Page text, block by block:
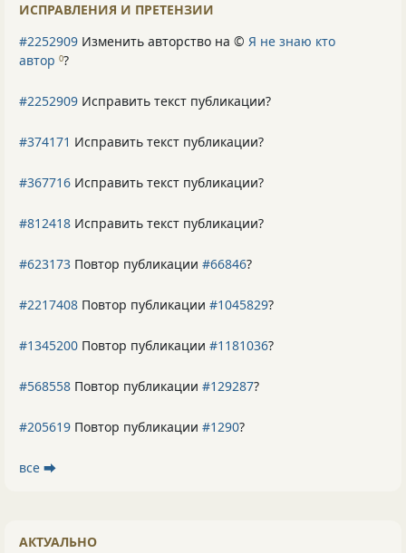
ИСПРАВЛЕНИЯ И ПРЕТЕНЗИИ
#2252909 Изменить авторство на © Я не знаю кто
автор 0?
#2252909 Исправить текст публикации?
#374171 Исправить текст публикации?
#367716 Исправить текст публикации?
#812418 Исправить текст публикации?
#623173 Повтор публикации #66846?
#2217408 Повтор публикации #1045829?
#1345200 Повтор публикации #1181036?
#568558 Повтор публикации #129287?
#205619 Повтор публикации #1290?
все ⮕
АКТУАЛЬНО